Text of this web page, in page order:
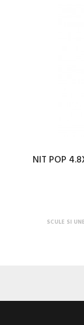
NIT POP
SCULE SI